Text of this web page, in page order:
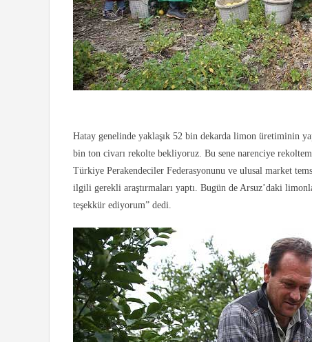
Hatay genelinde yaklaşık 52 bin dekarda limon üretiminin
bin ton civarı rekolte bekliyoruz. Bu sene narenciye
Türkiye Perakendeciler Federasyonunu ve ulusal market
ilgili gerekli araştırmaları yaptı. Bugün de Arsuz’daki
teşekkür ediyorum” dedi.